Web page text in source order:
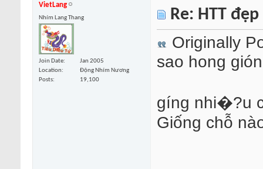
VietLang
Nhím Lang Thang
Join Date
Jan 2005
Location
Động Nhím Nương
Posts
19,100
Re: HTT
Originally
sao hong
gíng nhi�?u
Giống chỗ